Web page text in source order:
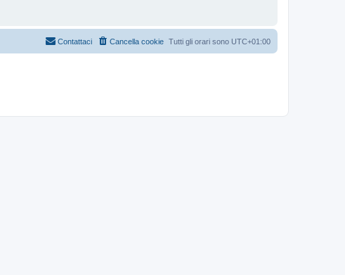
Tutti gli orari sono UTC+01:00
Cancella cookie
Contattaci